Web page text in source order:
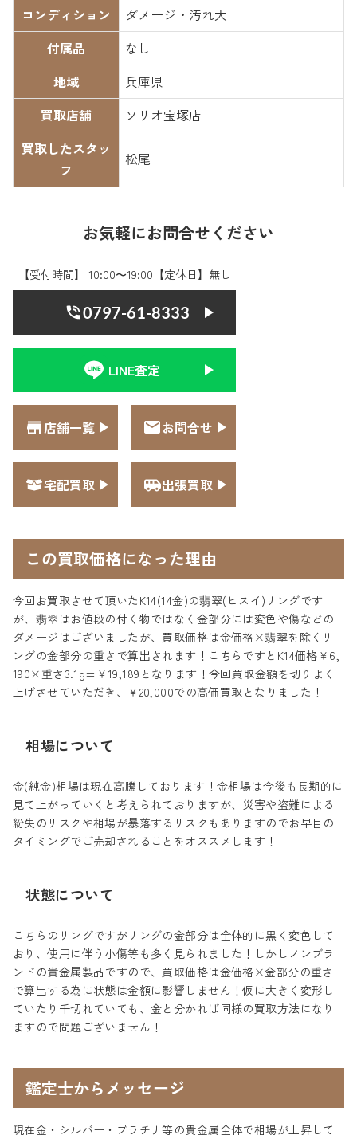
コンディション
ダメージ・汚れ大
付属品
なし
地域
兵庫県
買取店舗
ソリオ宝塚店
買取したスタッ
フ
松尾
お気軽にお問合せください
【受付時間】 10:00〜19:00【定休日】無し
0797-61-8333
LINE査定
店舗一覧 お問合せ
宅配買取 出張買取
この買取価格になった理由
今回お買取させて頂いたK14(14金)の翡翠(ヒスイ)リングです
が、翡翠はお値段の付く物ではなく金部分には変色や傷などの
ダメージはございましたが、買取価格は金価格×翡翠を除くリ
ングの金部分の重さで算出されます！こちらですとK14価格￥6,
190×重さ3.1g=￥19,189となります！今回買取金額を切りよく
上げさせていただき、￥20,000での高価買取となりました！
相場について
金(純金)相場は現在高騰しております！金相場は今後も長期的に
見て上がっていくと考えられておりますが、災害や盗難による
紛失のリスクや相場が暴落するリスクもありますのでお早目の
タイミングでご売却されることをオススメします！
状態について
こちらのリングですがリングの金部分は全体的に黒く変色して
おり、使用に伴う小傷等も多く見られました！しかしノンブラ
ンドの貴金属製品ですので、買取価格は金価格×金部分の重さ
で算出する為に状態は金額に影響しません！仮に大きく変形し
ていたり千切れていても、金と分かれば同様の買取方法になり
ますので問題ございません！
鑑定士からメッセージ
現在金・シルバー・プラチナ等の貴金属全体で相場が上昇して